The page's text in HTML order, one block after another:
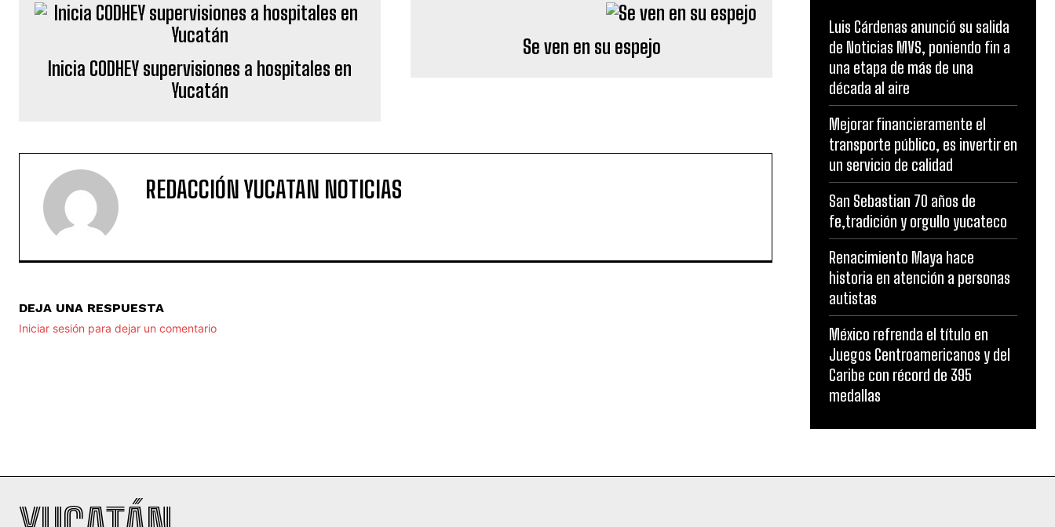
Inicia CODHEY supervisiones a hospitales en
Yucatán
Se ven en su espejo
REDACCIÓN YUCATAN NOTICIAS
DEJA UNA RESPUESTA
Iniciar sesión para dejar un comentario
Luis Cárdenas anunció su salida
de Noticias MVS, poniendo fin a
una etapa de más de una
década al aire
Mejorar financieramente el
transporte público, es invertir en
un servicio de calidad
San Sebastian 70 años de
fe,tradición y orgullo yucateco
Renacimiento Maya hace
historia en atención a personas
autistas
México refrenda el título en
Juegos Centroamericanos y del
Caribe con récord de 395
medallas